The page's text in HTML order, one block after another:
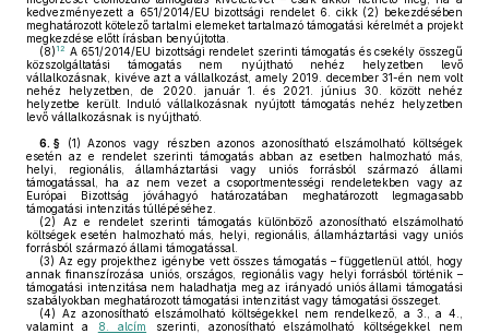
kedvezményezett a 651/2014/EU bizottsági rendelet 6. cikk (2) bekezdésében
meghatározott kötelező tartalmi elemeket tartalmazó támogatási kérelmét a projekt
megkezdése előtt írásban benyújtotta.
(8) 12 A 651/2014/EU bizottsági rendelet szerinti támogatás és csekély összegű
közszolgáltatási támogatás nem nyújtható nehéz helyzetben levő
vállalkozásnak, kivéve azt a vállalkozást, amely 2019. december 31-én nem volt
nehéz helyzetben, de 2020. január 1. és 2021. június 30. között nehéz
helyzetbe került. Induló vállalkozásnak nyújtott támogatás nehéz helyzetben
levő vállalkozásnak is nyújtható.
6. § (1) Azonos vagy részben azonos azonosítható elszámolható költségek
esetén az e rendelet szerinti támogatás abban az esetben halmozható más,
helyi, regionális, államháztartási vagy uniós forrásból származó állami
támogatással, ha az nem vezet a csoportmentességi rendeletekben vagy az
Európai Bizottság jóváhagyó határozatában meghatározott legmagasabb
támogatási intenzitás túllépéséhez.
(2) Az e rendelet szerinti támogatás különböző azonosítható elszámolható
költségek esetén halmozható más, helyi, regionális, államháztartási vagy uniós
forrásból származó állami támogatással.
(3) Az egy projekthez igénybe vett összes támogatás – függetlenül attól, hogy
annak finanszírozása uniós, országos, regionális vagy helyi forrásból történik –
támogatási intenzitása nem haladhatja meg az irányadó uniós állami támogatási
szabályokban meghatározott támogatási intenzitást vagy támogatási összeget.
(4) Az azonosítható elszámolható költségekkel nem rendelkező, a 3., a 4.,
valamint a
8. alcím szerinti, azonosítható elszámolható költségekkel nem